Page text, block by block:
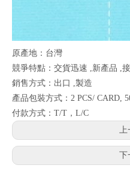
原產地：台灣
競爭特點：交貨迅速 ,新產品 ,
銷售方式：出口 ,製造
產品包裝方式：2 PCS/ CARD,
付款方式：T/T，L/C
上
下